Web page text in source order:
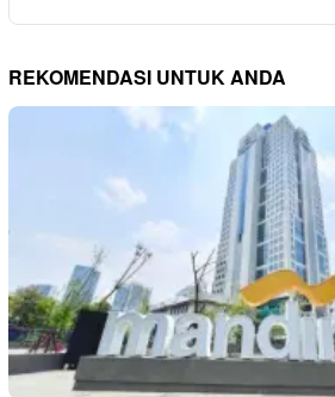
REKOMENDASI UNTUK ANDA